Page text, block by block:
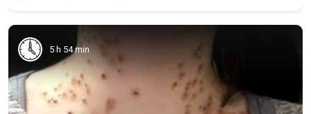
5 h 54 min